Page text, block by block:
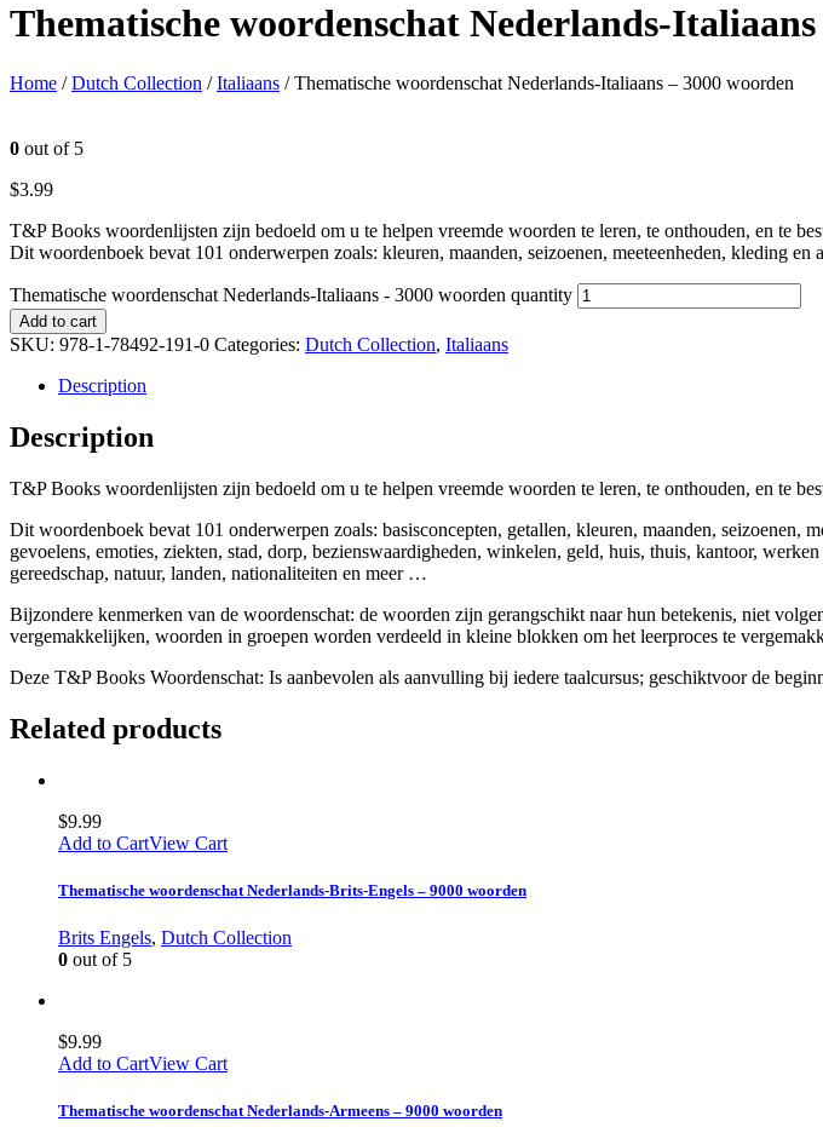
Thematische woordenschat Nederlands-
Home /Dutch Collection /Italiaans / Thematische woordenschat Nederlands-Italiaans – 3000 woorden
0 out of 5
$3.99
T&P Books woordenlijsten zijn bedoeld om u te helpen vreemde woorden te leren, te onthouden, en te
Dit woordenboek bevat 101 onderwerpen zoals: kleuren, maanden, seizoenen, meeteenheden, kleding
Thematische woordenschat Nederlands-Italiaans - 3000 woorden quantity
Add to cart
SKU: 978-1-78492-191-0 Categories: Dutch Collection, Italiaans
Description
Description
T&P Books woordenlijsten zijn bedoeld om u te helpen vreemde woorden te leren, te onthouden, en te
Dit woordenboek bevat 101 onderwerpen zoals: basisconcepten, getallen, kleuren, maanden, seizoenen,
gevoelens, emoties, ziekten, stad, dorp, bezienswaardigheden, winkelen, geld, huis, thuis, kantoor,
gereedschap, natuur, landen, nationaliteiten en meer …
Bijzondere kenmerken van de woordenschat: de woorden zijn gerangschikt naar hun betekenis, niet
vergemakkelijken, woorden in groepen worden verdeeld in kleine blokken om het leerproces te
Deze T&P Books Woordenschat: Is aanbevolen als aanvulling bij iedere taalcursus; geschiktvoor de
Related products
$9.99
Add to CartView Cart
Thematische woordenschat Nederlands-Brits-Engels – 9000 woorden
Brits Engels, Dutch Collection
0 out of 5
$9.99
Add to CartView Cart
Thematische woordenschat Nederlands-Armeens – 9000 woorden